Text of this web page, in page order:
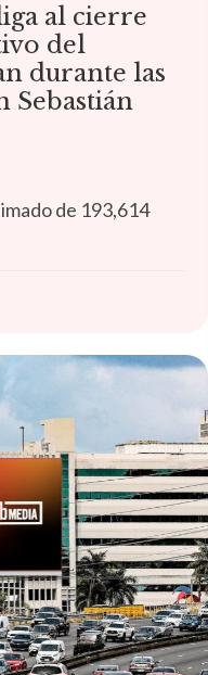
al cierre
del
durante las
Sebastián
de 193,614